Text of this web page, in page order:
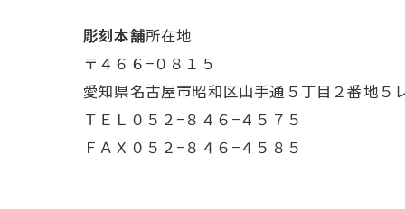
彫刻本舗所在地
〒４６６−０８１５
愛知県名古屋市昭和区山手通５丁目２番地５
ＴＥＬ０５２−８４６−４５７５
ＦＡＸ０５２−８４６−４５８５